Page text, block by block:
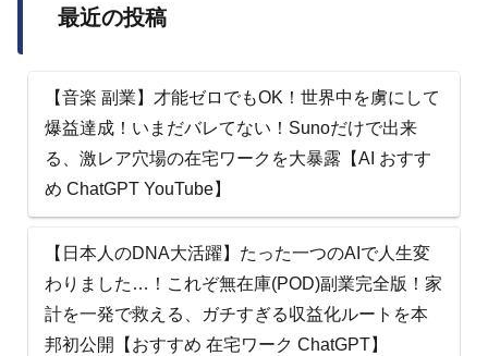
最近の投稿
【音楽 副業】才能ゼロでもOK！世界中を虜にして
爆益達成！いまだバレてない！Sunoだけで出来
る、激レア穴場の在宅ワークを大暴露【AI おすす
め ChatGPT YouTube】
【日本人のDNA大活躍】たった一つのAIで人生変
わりました…！これぞ無在庫(POD)副業完全版！家
計を一発で救える、ガチすぎる収益化ルートを本
邦初公開【おすすめ 在宅ワーク ChatGPT】